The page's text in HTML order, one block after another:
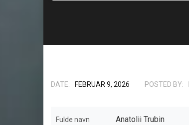
DATE: FEBRUAR 9, 2026 POSTED BY:
Fulde navn Anatolii Trubin